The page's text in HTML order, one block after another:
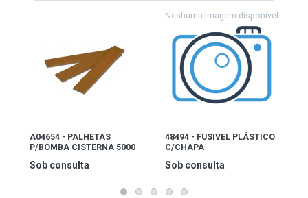
A04654 - PALHETAS
P/BOMBA CISTERNA 5000
Sob consulta
48494 - FUSIVEL PLÁSTICO
C/CHAPA
Sob consulta